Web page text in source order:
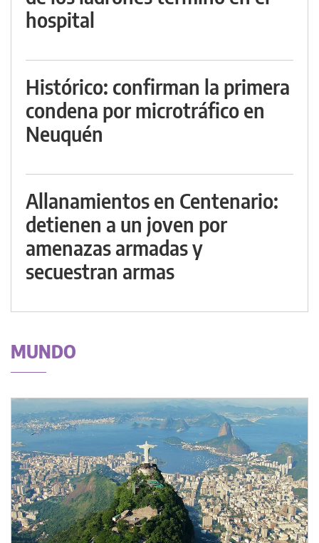
hospital
Histórico: confirman la primera
condena por microtráfico en
Neuquén
Allanamientos en Centenario:
detienen a un joven por
amenazas armadas y
secuestran armas
MUNDO